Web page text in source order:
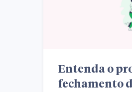
Entenda o
fechamento